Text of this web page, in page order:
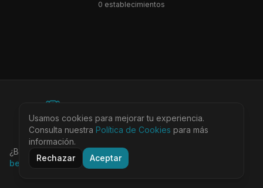
0 establecimientos
©
Ciudades LocalesAgenda TiendaMás
Aviso LegalPrivacidad CookiesTérminos
¿Buscas la guía completa de Barcelona?
bearinbcn.com
Usamos cookies para mejorar tu experiencia.
Consulta nuestra Política de Cookies para más
información.
Rechazar
Aceptar